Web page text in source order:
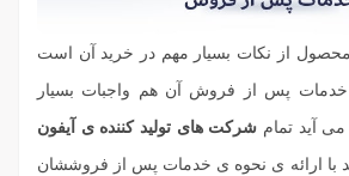
محصول از نکات بسیار مهم در خرید آن است
پس از فروش آن هم واجبات بسیار
آید تمام شرکت های تولید کننده ی آیفون
با ارائه ی نحوه ی خدمات پس از فروششان